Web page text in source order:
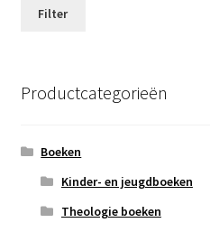
Filter
Productcategorieën
Boeken
Kinder- en jeugdboeken
Theologie boeken